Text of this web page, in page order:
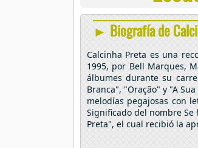
► Biografía de
Calcinha Preta es una
1995, por Bell Marques,
álbumes durante su
Branca", "Oração" y "A
melodías pegajosas con
Significado del nombre
Preta", el cual recibió la